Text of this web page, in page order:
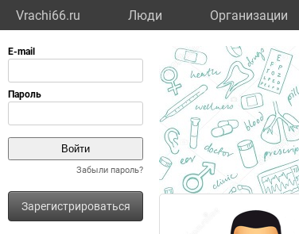
Vrachi66.ru Люди Организации
Забыли пароль?
Зарегистрироваться